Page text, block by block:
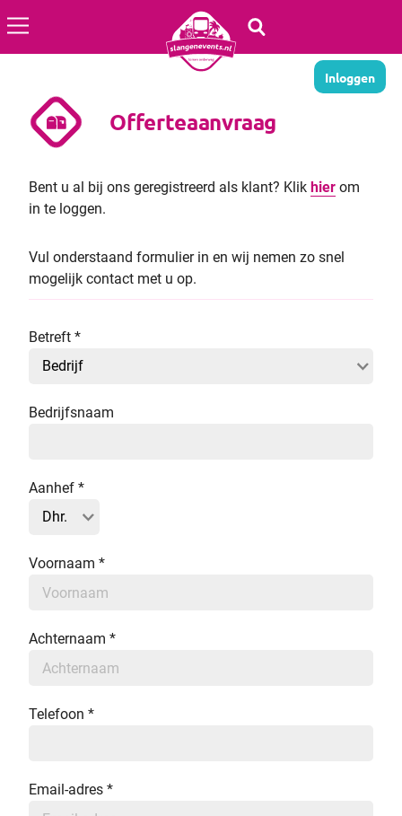
Inloggen
Over ons
Veelgestelde vragen
Periode
Offerteaanvraag
Bent u al bij ons geregistreerd als klant? Klikhier om
in te loggen.
Vul onderstaand formulier in en wij nemen zo snel
mogelijk contact met u op.
Betreft *
Bedrijfsnaam
Aanhef *
Voornaam *
Achternaam *
Telefoon *
Email-adres *